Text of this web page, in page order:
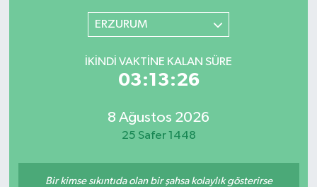
ERZURUM
İKINDI VAKTINE KALAN SÜRE
03:13:26
8 Ağustos 2026
25 Safer 1448
Bir kimse sıkıntıda olan bir şahsa kolaylık gösterirse
Son Dakika Haberleri